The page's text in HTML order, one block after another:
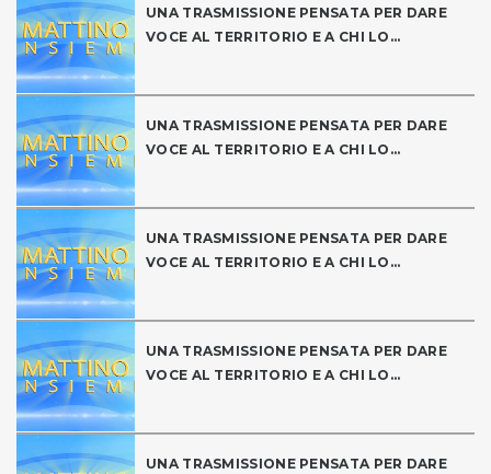
UNA TRASMISSIONE PENSATA PER DARE
VOCE AL TERRITORIO E A CHI LO...
UNA TRASMISSIONE PENSATA PER DARE
VOCE AL TERRITORIO E A CHI LO...
UNA TRASMISSIONE PENSATA PER DARE
VOCE AL TERRITORIO E A CHI LO...
UNA TRASMISSIONE PENSATA PER DARE
VOCE AL TERRITORIO E A CHI LO...
UNA TRASMISSIONE PENSATA PER DARE